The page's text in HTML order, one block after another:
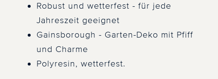
Robust und wetterfest - für jede
Jahreszeit geeignet
Gainsborough - Garten-Deko mit Pfiff
und Charme
Polyresin, wetterfest.